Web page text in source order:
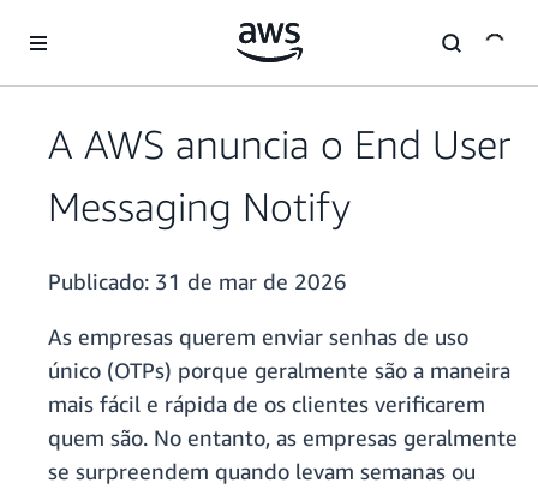
Pular para o conteúdo principal
A AWS anuncia o End User
Messaging Notify
Publicado: 31 de mar de 2026
As empresas querem enviar senhas de uso
único (OTPs) porque geralmente são a maneira
mais fácil e rápida de os clientes verificarem
quem são. No entanto, as empresas geralmente
se surpreendem quando levam semanas ou